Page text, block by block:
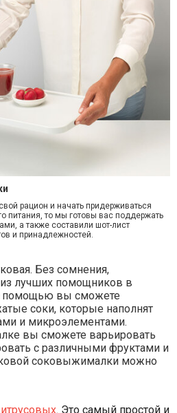
рацион и начать придерживаться
питания, то мы готовы вас поддержать
а также составили шот-лист
и принадлежностей.
Без сомнения,
лучших помощников в
помощью вы сможете
соки, которые наполнят
и микроэлементами.
вы сможете варьировать
с различными фруктами и
соковыжималки можно
. Это самый простой и